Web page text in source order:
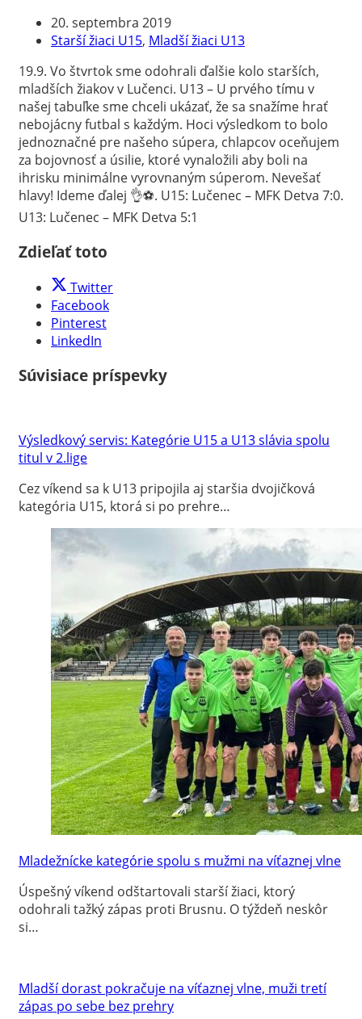
20. septembra 2019
Starší žiaci U15, Mladší žiaci U13
19.9. Vo štvrtok sme odohrali ďalšie kolo starších,
mladších žiakov v Lučenci. U13 – U prvého tímu v
našej tabuľke sme chceli ukázať, že sa snažíme hrať
nebojácny futbal s každým. Hoci výsledkom to bolo
jednoznačné pre našeho súpera, chlapcov oceňujem
za bojovnosť a úsilie, ktoré vynaložili aby boli na
ihrisku minimálne vyrovnaným súperom. Nevešať
hlavy! Ideme ďalej 👌⚽️. U15: Lučenec – MFK Detva 7:0.
U13: Lučenec – MFK Detva 5:1
Zdieľať toto
Twitter
Facebook
Pinterest
LinkedIn
Súvisiace príspevky
Výsledkový servis: Kategórie U15 a U13 slávia spolu
titul v 2.lige
Cez víkend sa k U13 pripojila aj staršia dvojičková
kategória U15, ktorá si po prehre…
Mladežnícke kategórie spolu s mužmi na víťaznej vlne
Úspešný víkend odštartovali starší žiaci, ktorý
odohrali tažký zápas proti Brusnu. O týždeň neskôr
si…
Mladší dorast pokračuje na víťaznej vlne, muži tretí
zápas po sebe bez prehry